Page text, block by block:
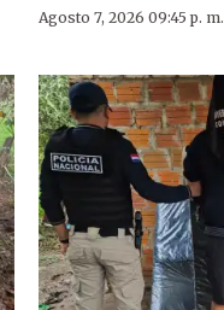
Agosto 7, 2026 09:45 p. m.